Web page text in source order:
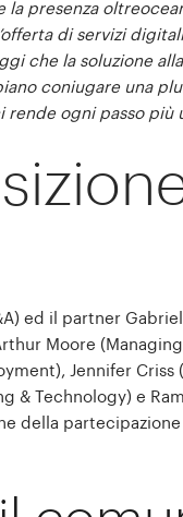
la presenza
di servizi
che la soluzione
coniugare una
ogni passo più
ed il partner
Moore (Managing
Jennifer Criss
& Technology) e
della